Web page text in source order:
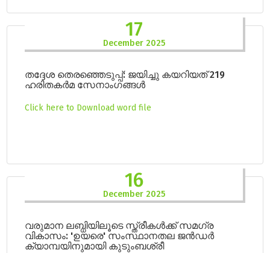
17
December 2025
തദ്ദേശ തെരഞ്ഞെടുപ്പ്: ജയിച്ചു കയറിയത് 219
ഹരിതകർമ സേനാംഗങ്ങൾ
Click here to Download word file
16
December 2025
വരുമാന ലബ്ധിയിലൂടെ സ്ത്രീകൾക്ക് സമഗ്ര
വികാസം: 'ഉയരെ' സംസ്ഥാനതല ജൻഡർ
ക്യാമ്പയിനുമായി കുടുംബശ്രീ